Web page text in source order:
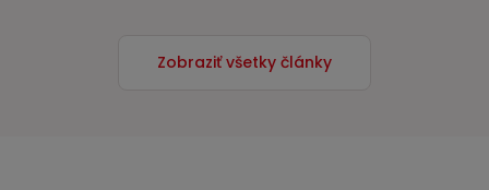
Zobraziť všetky články